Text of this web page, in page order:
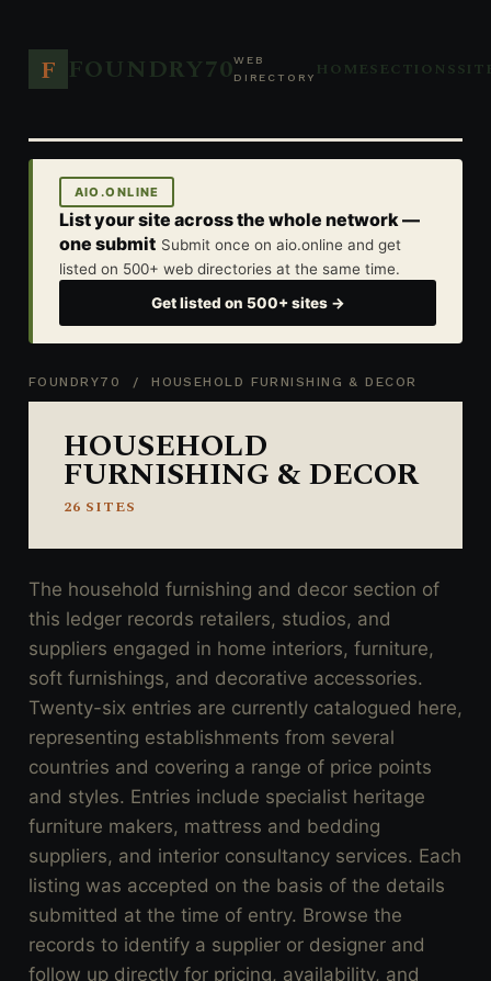
F FOUNDRY70WEB
DIRECTORY HOMESECTIONS
AIO.ONLINE
List your site across the whole network —
one submit Submit once on aio.online and get
listed on 500+ web directories at the same time.
Get listed on 500+ sites →
FOUNDRY70 / HOUSEHOLD FURNISHING & DECOR
HOUSEHOLD
FURNISHING & DECOR
26 SITES
The household furnishing and decor section of
this ledger records retailers, studios, and
suppliers engaged in home interiors, furniture,
soft furnishings, and decorative accessories.
Twenty-six entries are currently catalogued here,
representing establishments from several
countries and covering a range of price points
and styles. Entries include specialist heritage
furniture makers, mattress and bedding
suppliers, and interior consultancy services. Each
listing was accepted on the basis of the details
submitted at the time of entry. Browse the
records to identify a supplier or designer and
follow up directly for pricing, availability, and